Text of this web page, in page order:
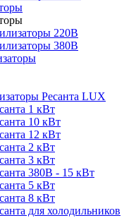
220В
380В
Ресанта LUX
1 кВт
10 кВт
12 кВт
2 кВт
3 кВт
380В - 15 кВт
5 кВт
8 кВт
для холодильников